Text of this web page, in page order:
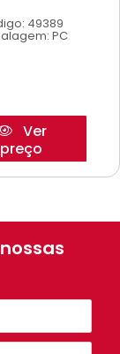
49389
PC
Ver
preço